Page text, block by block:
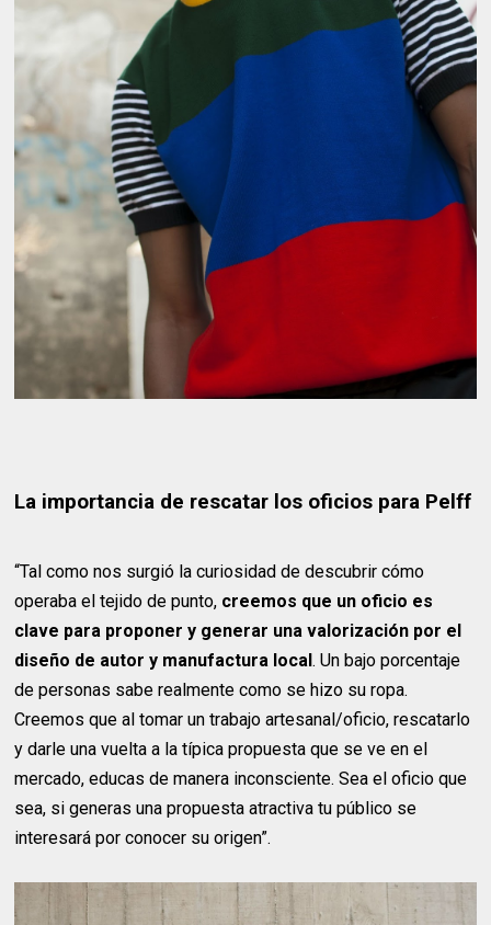
La importancia de rescatar los oficios para Pelff
“Tal como nos surgió la curiosidad de descubrir cómo
operaba el tejido de punto, creemos que un oficio es
clave para proponer y generar una valorización por el
diseño de autor y manufactura local. Un bajo porcentaje
de personas sabe realmente como se hizo su ropa.
Creemos que al tomar un trabajo artesanal/oficio, rescatarlo
y darle una vuelta a la típica propuesta que se ve en el
mercado, educas de manera inconsciente. Sea el oficio que
sea, si generas una propuesta atractiva tu público se
interesará por conocer su origen”.